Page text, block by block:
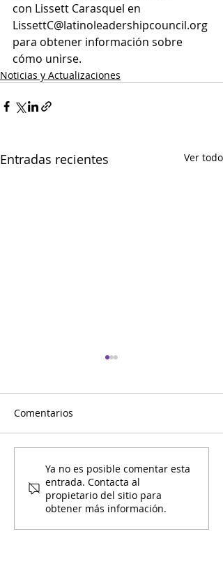
con Lissett Carasquel en
LissettC@latinoleadershipcouncil.org
para obtener información sobre
cómo unirse.
Noticias y Actualizaciones
Entradas recientes Ver todo
Mami y Yo Calendario de
Noviembre
Comentarios
Ya no es posible comentar esta
entrada. Contacta al
propietario del sitio para
obtener más información.